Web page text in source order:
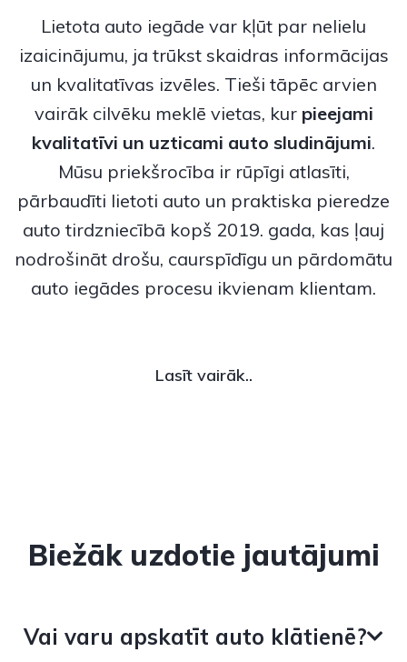
Lietota auto iegāde var kļūt par nelielu
izaicinājumu, ja trūkst skaidras informācijas
un kvalitatīvas izvēles. Tieši tāpēc arvien
vairāk cilvēku meklē vietas, kur pieejami
kvalitatīvi un uzticami auto sludinājumi.
Mūsu priekšrocība ir rūpīgi atlasīti,
pārbaudīti lietoti auto un praktiska pieredze
auto tirdzniecībā kopš 2019. gada, kas ļauj
nodrošināt drošu, caurspīdīgu un pārdomātu
auto iegādes procesu ikvienam klientam.
Lasīt vairāk..
Biežāk uzdotie jautājumi
Vai varu apskatīt auto klātienē?